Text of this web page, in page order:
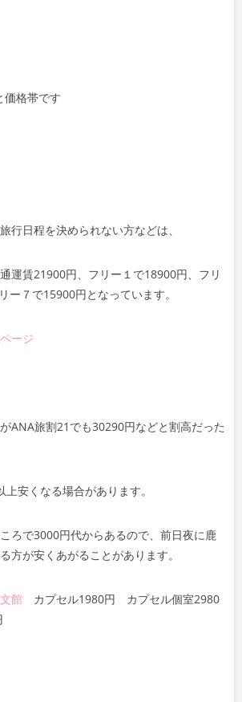
価格帯です
行日程を決められない方などは、
運賃21900円、フリー１で18900円、フリ
ー７で15900円となっています。
ージ
ANA旅割21でも30290円などと割高だった
安くなる場合があります。
ろで3000円代からあるので、前日夜に鹿
方が安くあがることがあります。
館 カプセル1980円 カプセル個室2980